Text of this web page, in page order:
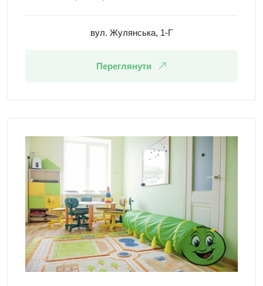
вул. Жулянська, 1-Г
Переглянути